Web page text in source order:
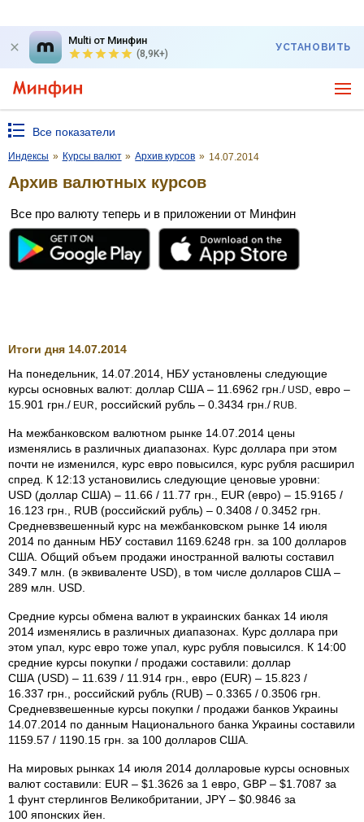
Multi от Минфин
(8,9K+)
УСТАНОВИТЬ
Все показатели
Индексы » Курсы валют » Архив курсов » 14.07.2014
Архив валютных курсов
Все про валюту теперь и в приложении от Минфин
Итоги дня 14.07.2014
На понедельник, 14.07.2014, НБУ установлены следующие
курсы основных валют: доллар США – 11.6962 грн./ USD
, евро –
15.901 грн./ EUR , российский рубль – 0.3434 грн./ RUB
На межбанковском валютном рынке 14.07.2014 цены
изменялись в различных диапазонах. Курс доллара при этом
почти не изменился, курс евро повысился, курс рубля расширил
спред. К 12:13 установились следующие ценовые уровни:
USD (доллар США) – 11.66 / 11.77 грн., EUR (евро) – 15.9165 /
16.123 грн., RUB (российский рубль) – 0.3408 / 0.3452 грн.
Средневзвешенный курс на межбанковском рынке 14 июля
2014 по данным НБУ составил 1169.6248 грн. за 100 долларов
США. Общий объем продажи иностранной валюты составил
349.7 млн. (в эквиваленте USD), в том числе долларов США –
289 млн. USD.
Средние курсы обмена валют в украинских банках 14 июля
2014 изменялись в различных диапазонах. Курс доллара при
этом упал, курс евро тоже упал, курс рубля повысился. К 14:00
средние курсы покупки / продажи составили: доллар
США (USD) – 11.639 / 11.914 грн., евро (EUR) – 15.823 /
16.337 грн., российский рубль (RUB) – 0.3365 / 0.3506 грн.
Средневзвешенные курсы покупки / продажи банков Украины
14.07.2014 по данным Национального банка Украины составили
1159.57 / 1190.15 грн. за 100 долларов США.
На мировых рынках 14 июля 2014 долларовые курсы основных
валют составили: EUR – $1.3626 за 1 евро, GBP – $1.7087 за
1 фунт стерлингов Великобритании, JPY – $0.9846 за
100 японских йен.